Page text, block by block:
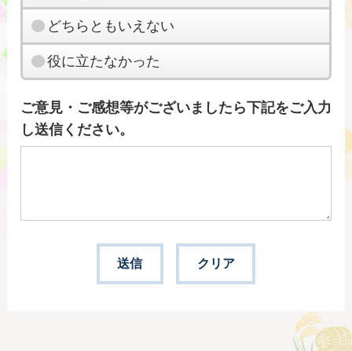
どちらともいえない
役に立たなかった
ご意見・ご感想等がございましたら下記をご入力
し送信ください。